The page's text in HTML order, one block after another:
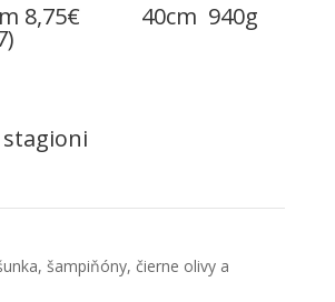
8,75€ 40cm 940g
šampiňóny, čierne olivy a